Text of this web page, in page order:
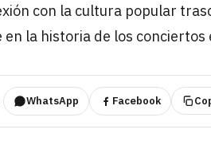
con la cultura popular
la historia de los conciertos
WhatsApp Facebook